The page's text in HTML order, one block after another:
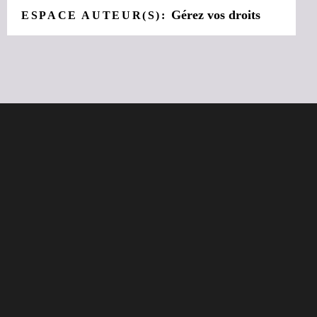
ESPACE AUTEUR(S): Gérez vos droits